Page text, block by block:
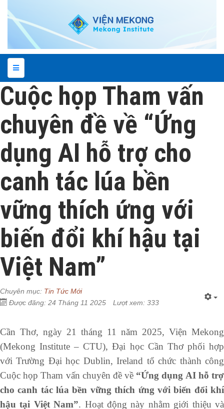
Cuộc họp Tham vấn
chuyên đề về “Ứng
dụng AI hỗ trợ cho
canh tác lúa bền
vững thích ứng với
biến đổi khí hậu tại
Việt Nam”
Chuyên mục: Tin Tức Mới
Được đăng: 24 Tháng 11 2025
Lượt xem: 333
Cần Thơ, ngày 21 tháng 11 năm 2025, Viện Mekong
(Mekong Institute – CTU), Đại học Cần Thơ phối hợp
với Trường Đại học Dublin, Ireland tổ chức thành công
Cuộc họp Tham vấn chuyên đề về “Ứng dụng AI hỗ trợ
cho canh tác lúa bền vững thích ứng với biến đổi khí
hậu tại Việt Nam”. Hoạt động này nhằm giới thiệu và